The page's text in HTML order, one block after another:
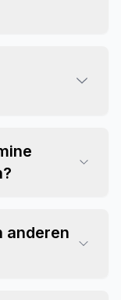
anderen